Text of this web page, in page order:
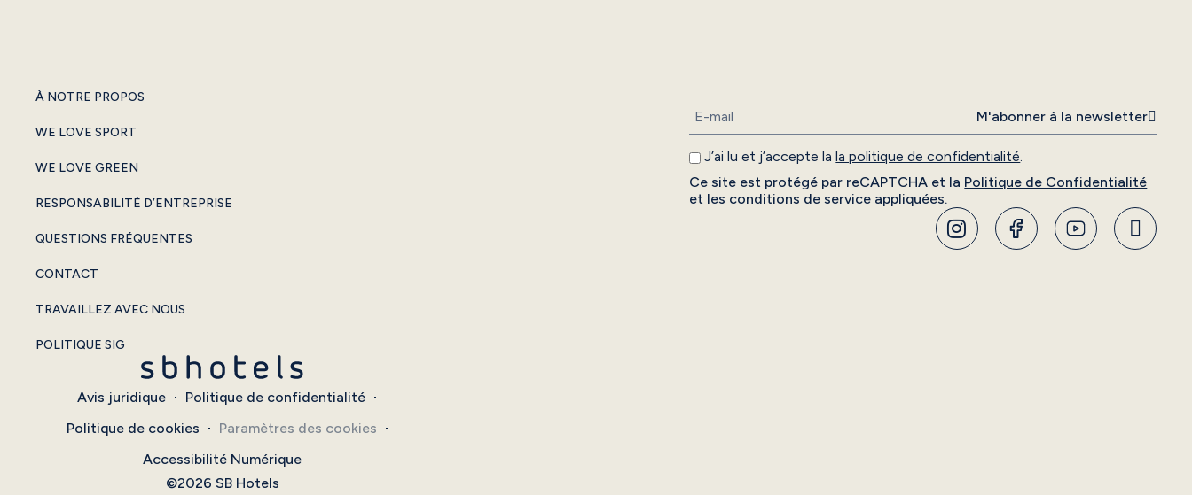
À NOTRE PROPOS
WE LOVE SPORT
WE LOVE GREEN
RESPONSABILITÉ D’ENTREPRISE
QUESTIONS FRÉQUENTES
CONTACT
TRAVAILLEZ AVEC NOUS
POLITIQUE SIG
J’ai lu et j’accepte lala politique de confidentialité.
Ce site est protégé par reCAPTCHA et la Politique de Confidentialité
et les conditions de service appliquées.
M'abonner à la newsletter
Avis juridique
Politique de confidentialité
Politique de cookies
Paramètres des cookies
Accessibilité Numérique
©2026 SB Hotels